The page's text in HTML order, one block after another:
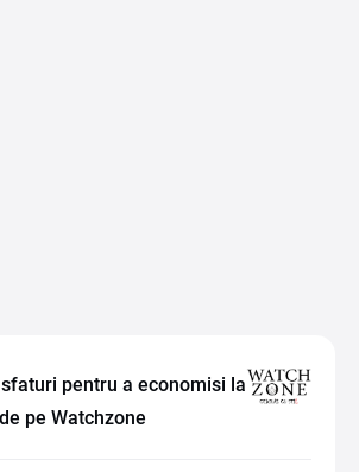
pentru a economisi la
pe Watchzone